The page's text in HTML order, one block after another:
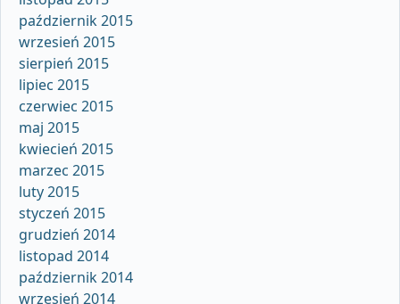
październik 2015
wrzesień 2015
sierpień 2015
lipiec 2015
czerwiec 2015
maj 2015
kwiecień 2015
marzec 2015
luty 2015
styczeń 2015
grudzień 2014
listopad 2014
październik 2014
wrzesień 2014